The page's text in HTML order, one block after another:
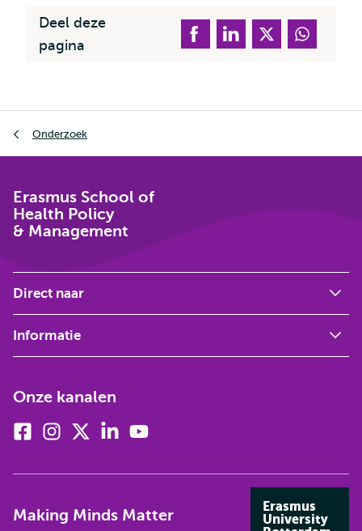
Deel deze
pagina
Onderzoek
Erasmus School of
Health Policy
& Management
Direct naar
Informatie
Onze kanalen
FacebookInstagram
twitter)
Linkedin
Making Minds Matter
Erasmus
University